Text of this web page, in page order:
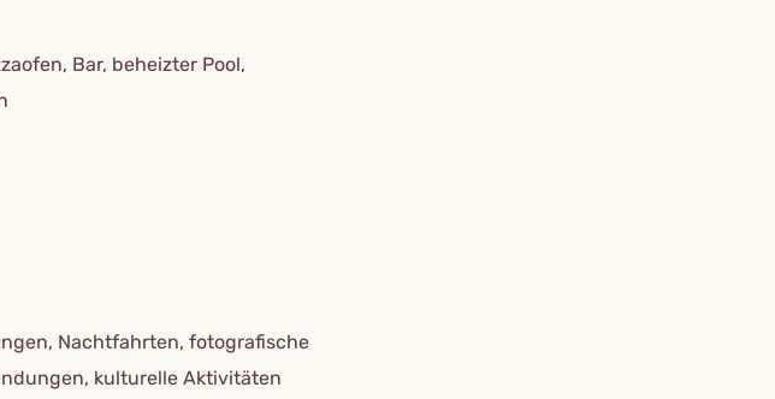
Bar, beheizter Pool,
Nachtfahrten, fotografische
kulturelle Aktivitäten